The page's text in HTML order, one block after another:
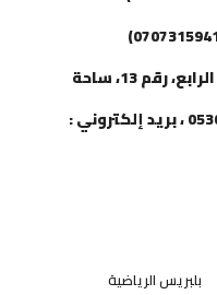
بلبريس، رقم 6، زنقة بيروت، الطابق الرابع، رقم 13، ساحة
المامونية، الرباط ، هاتف : 0530285088 ، بريد إلكتروني :
بلبريس الرياضية